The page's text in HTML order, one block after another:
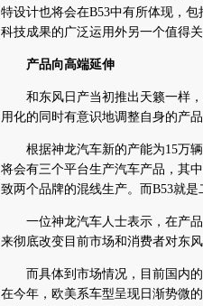
特设计也将会在B53中有所体现，
科技成果的广泛运用外另一个值得关
产品向高端延伸
和 东风日产当初推出 天籁一样
用化的同时有意识地调整自身的产
根据神龙汽车新的产能为15万辆
将会有三个平台生产汽车产品，其
致两个品牌的混线生产。而B53就
一位神龙汽车人士表示，在产品
来彻底改变目前市场和消费者对东
而具体到市场情况，目前国内的
在今年，欧美系车型呈现日渐势微